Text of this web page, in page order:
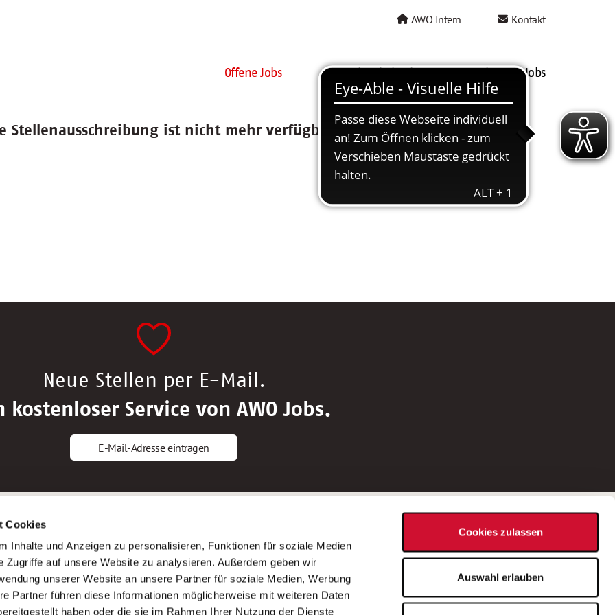
Cookies
Inhalte und Anzeigen zu personalisieren, Funktionen für soziale Medien
Zugriffe auf unsere Website zu analysieren. Außerdem geben wir
unserer Website an unsere Partner für soziale Medien, Werbung
Partner führen diese Informationen möglicherweise mit weiteren Daten
haben oder die sie im Rahmen Ihrer Nutzung der Dienste
Cookies zulassen
Auswahl erlauben
AWO Intern Kontakt
Offene Jobs AWO als Arbeitgeber Mein AWO Jobs
Stellenausschreibung ist nicht mehr verfügbar.
Neue Stellen per E-Mail.
kostenloser Service von AWO Jobs.
E-Mail-Adresse eintragen
Altenpfleger*in
Krankenpfleger*in
Altenpflegehelfer*in
Erzieher*in
AWO Gliederungen nach Bundesland
Stellenangebote nach Bundesländern
Sitemap
Impressum
Datenschutz
Bei Fragen zu einer Stellenausschreibung
wenden Sie sich bitte an die*den in der
Stellenausschreibung genannte*n